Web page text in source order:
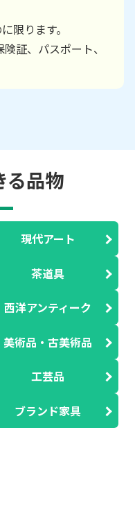
限ります。
証、パスポート、
る品物
現代アート
茶道具
西洋アンティーク
美術品・古美術品
工芸品
ブランド家具